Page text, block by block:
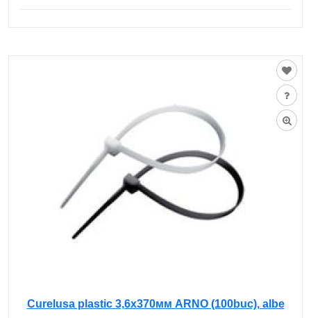
Curelusa plastic 3,6х370мм ARNO (100buc), albe